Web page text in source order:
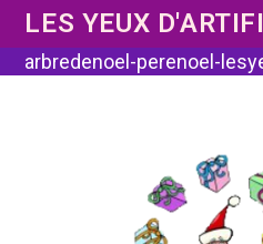
content
LES YEUX
arbredenoel-perenoel-